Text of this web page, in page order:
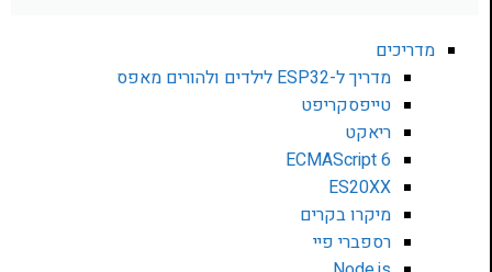
מדריכים
מדריך ל-ESP32 לילדים ולהורים מאפס
טייפסקריפט
ריאקט
ECMAScript 6
ES20XX
מיקרו בקרים
רספברי פיי